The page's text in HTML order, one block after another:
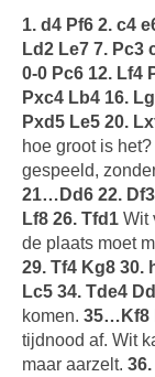
1. d4 Pf6 2. c4
Ld2 Le7 7. Pc3
0-0 Pc6 12. Lf4
Pxc4 Lb4 16.
Pxd5 Le5 20.
hoe groot is
gespeeld,
21…Dd6 22. Df3
Lf8 26. Tfd1 Wit
de plaats moet
29. Tf4 Kg8 30.
Lc5 34. Tde4
komen. 35…Kf8
tijdnood af. Wit
maar aarzelt. 36.